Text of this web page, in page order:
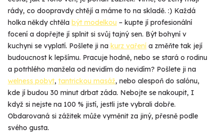
rády, co doopravdy chtějí a máme to na skladě. :) Každá
holka někdy chtěla být modelkou – kupte jí profesionální
focení a dopřejte jí splnit si svůj tajný sen. Být bohyní v
kuchyni se vyplatí. Pošlete ji na kurz vaření a změňte tak její
budoucnost k lepšímu. Pracuje hodně, nebo se stará o rodinu
a potrhlého manžela od nevidím do nevidím? Pošlete ji na
welness pobyt, tantrickou masáž, nebo alespoň do salónu,
kde jí budou 30 minut drbat záda. Nebojte se nakoupit, I
když si nejste na 100 % jistí, jestli jste vybrali dobře.
Obdarovaná si zážitek může vyměnit za jiný, přesně podle
svého gusta.